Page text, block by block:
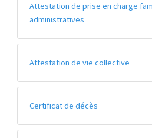
Attestation de prise en charge
administratives
Attestation de vie collective
Certificat de décès